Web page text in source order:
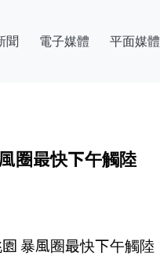
聞 電子媒體 平面媒體
圈最快下午觸陸
暴風圈最快下午觸陸